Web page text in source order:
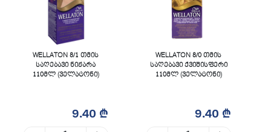
WELLATON 8/1 თმის
საღებავი ნიჟარა
110მლ (ველატონი)
9.40 ₾
WELLATON 8/0 თმის
საღებავი ქვიშისფერი
110მლ (ველატონი)
9.40 ₾